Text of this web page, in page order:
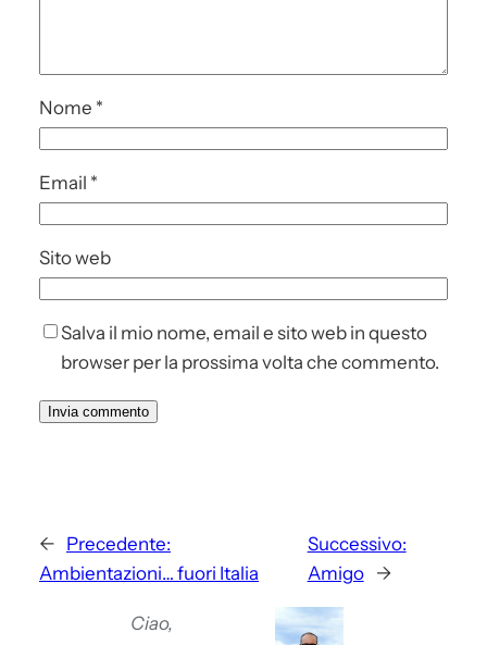
Nome *
Email *
Sito web
Salva il mio nome, email e sito web in questo
browser per la prossima volta che commento.
← Precedente:
Ambientazioni… fuori Italia
Successivo:
Amigo
→
Ciao,